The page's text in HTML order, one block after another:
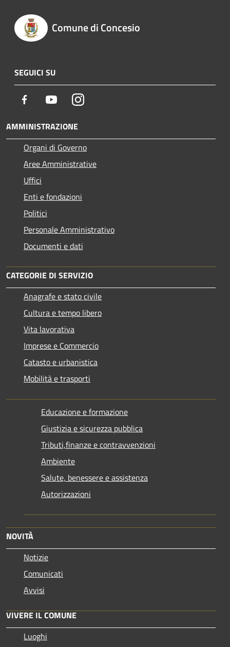
Comune di Concesio
SEGUICI SU
Facebook YoutubeInstagram
AMMINISTRAZIONE
Organi di Governo
Aree Amministrative
Uffici
Enti e fondazioni
Politici
Personale Amministrativo
Documenti e dati
CATEGORIE DI SERVIZIO
Anagrafe e stato civile
Cultura e tempo libero
Vita lavorativa
Imprese e Commercio
Catasto e urbanistica
Mobilità e trasporti
Educazione e formazione
Giustizia e sicurezza pubblica
Tributi,finanze e contravvenzioni
Ambiente
Salute, benessere e assistenza
Autorizzazioni
NOVITÀ
Notizie
Comunicati
Avvisi
VIVERE IL COMUNE
Luoghi